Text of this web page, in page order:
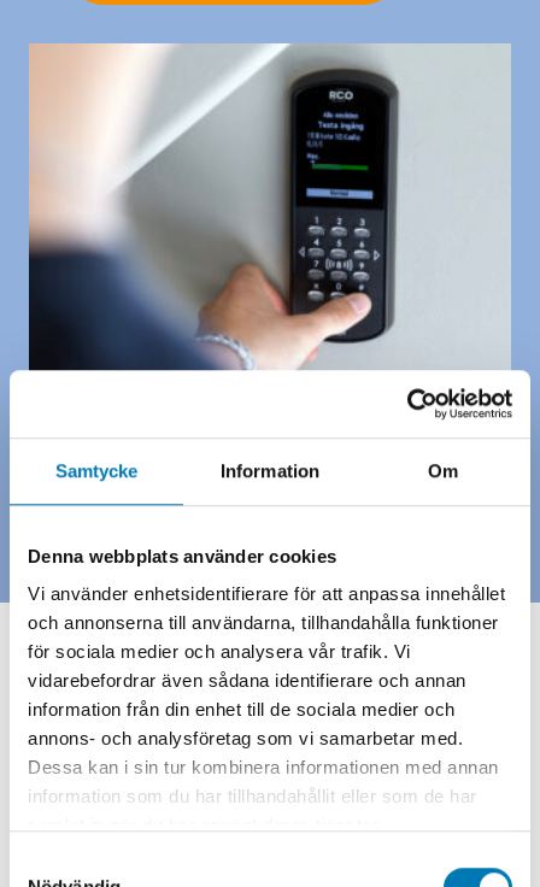
Samtycke Information Om
Denna webbplats använder cookies
Vi använder enhetsidentifierare för att anpassa innehållet
och annonserna till användarna, tillhandahålla funktioner
för sociala medier och analysera vår trafik. Vi
vidarebefordrar även sådana identifierare och annan
information från din enhet till de sociala medier och
annons- och analysföretag som vi samarbetar med.
Dessa kan i sin tur kombinera informationen med annan
information som du har tillhandahållit eller som de har